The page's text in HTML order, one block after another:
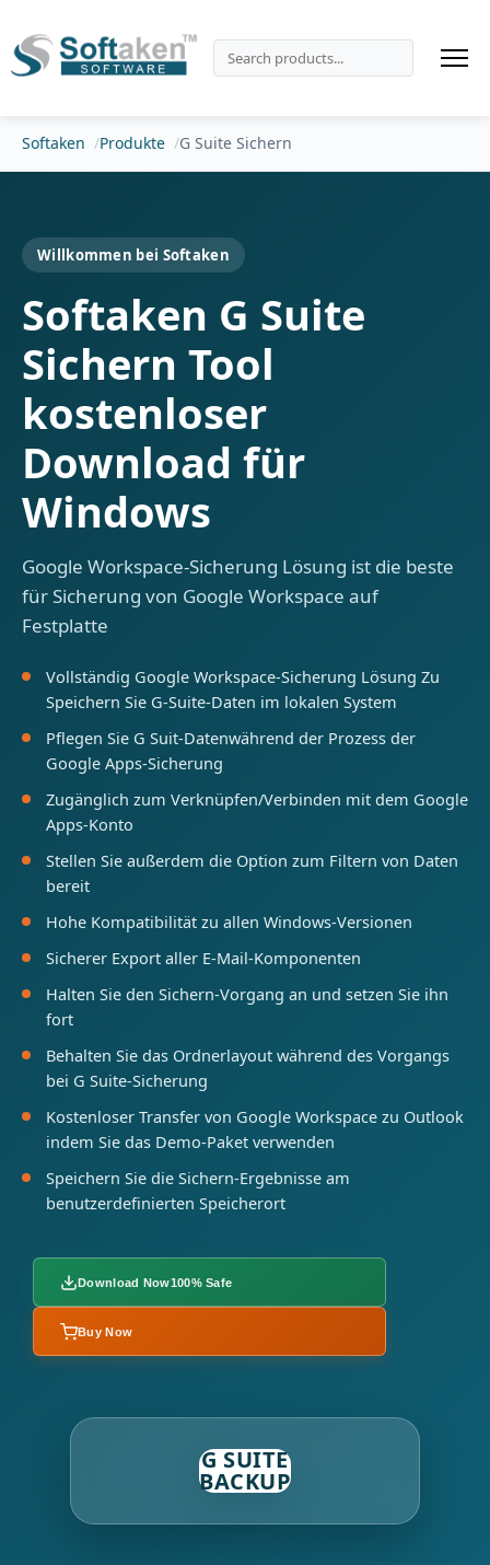
Softaken Produkte G Suite Sichern
Willkommen bei Softaken
Softaken G Suite
Sichern Tool
kostenloser
Download für
Windows
Google Workspace-Sicherung Lösung ist die beste
für Sicherung von Google Workspace auf
Festplatte
Vollständig Google Workspace-Sicherung Lösung Zu
Speichern Sie G-Suite-Daten im lokalen System
Pflegen Sie G Suit-Datenwährend der Prozess der
Google Apps-Sicherung
Zugänglich zum Verknüpfen/Verbinden mit dem Google
Apps-Konto
Stellen Sie außerdem die Option zum Filtern von Daten
bereit
Hohe Kompatibilität zu allen Windows-Versionen
Sicherer Export aller E-Mail-Komponenten
Halten Sie den Sichern-Vorgang an und setzen Sie ihn
fort
Behalten Sie das Ordnerlayout während des Vorgangs
bei G Suite-Sicherung
Kostenloser Transfer von Google Workspace zu Outlook
indem Sie das Demo-Paket verwenden
Speichern Sie die Sichern-Ergebnisse am
benutzerdefinierten Speicherort
Download Now100% Safe
Buy Now
G SUITE
BACKUP